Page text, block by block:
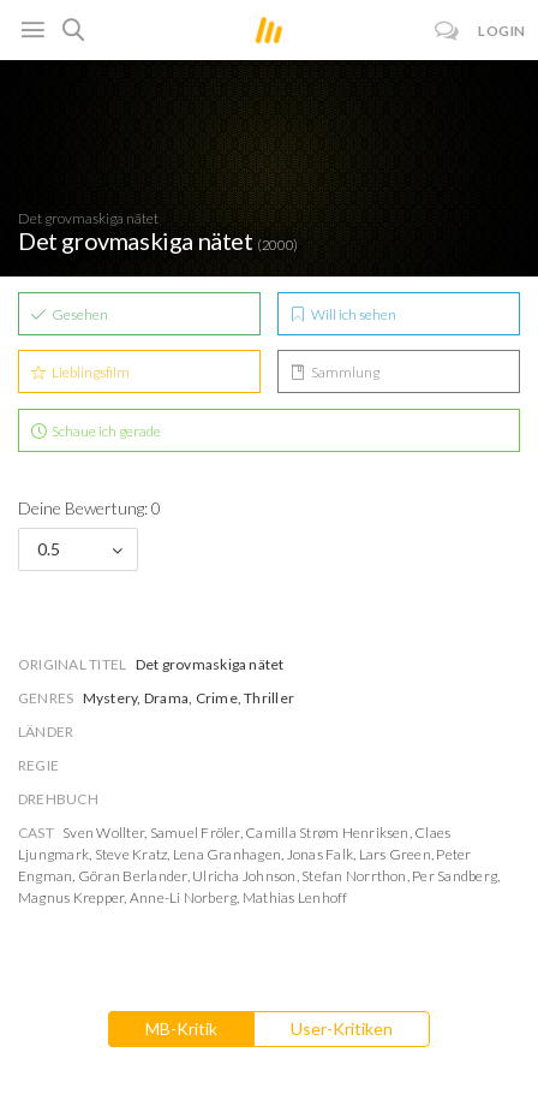
LOGIN
Det grovmaskiga nätet
Det grovmaskiga nätet (2000)
Gesehen Will ich sehen
Lieblingsfilm Sammlung
Schaue ich gerade
Deine Bewertung: 0
0.5
ORIGINAL TITEL Det grovmaskiga nätet
GENRES Mystery, Drama, Crime, Thriller
LÄNDER
REGIE
DREHBUCH
CAST Sven Wollter, Samuel Fröler, Camilla Strøm Henriksen, Claes
Ljungmark, Steve Kratz, Lena Granhagen, Jonas Falk, Lars Green, Peter
Engman, Göran Berlander, Ulricha Johnson, Stefan Norrthon, Per Sandberg,
Magnus Krepper, Anne-Li Norberg, Mathias Lenhoff
MB-Kritik User-Kritiken